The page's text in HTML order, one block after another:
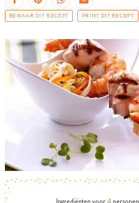
BEWAAR DIT RECEPT PRINT DIT RECEPT